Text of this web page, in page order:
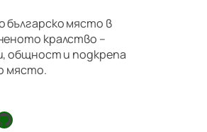
българско място в
кралство –
общност и подкрепа
място.